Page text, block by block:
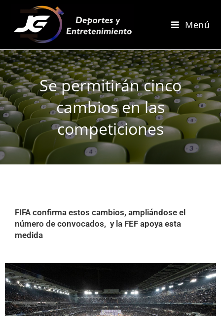
Menú
Se permitirán cinco
cambios en las
competiciones
FIFA confirma estos cambios, ampliándose el
número de convocados, y la FEF apoya esta
medida